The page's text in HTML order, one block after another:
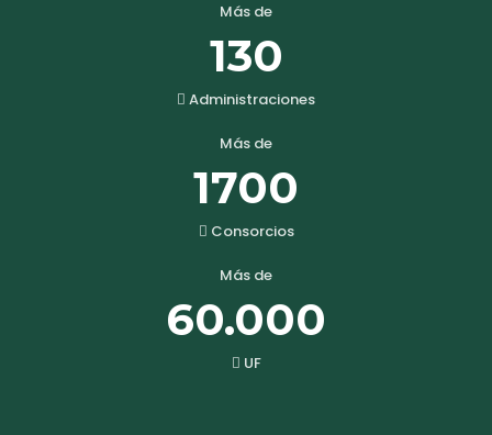
Más de
130
Administraciones
Más de
1700
Consorcios
Más de
60.000
UF